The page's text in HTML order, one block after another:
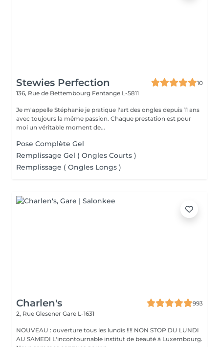
Stewies Perfection
10
136, Rue de Bettembourg Fentange L-5811
Je m'appelle Stéphanie je pratique l'art des ongles depuis 11 ans
avec toujours la même passion. Chaque prestation est pour
moi un véritable moment de...
Pose Complète Gel
Remplissage Gel ( Ongles Courts )
Remplissage ( Ongles Longs )
Charlen's
993
2, Rue Glesener Gare L-1631
NOUVEAU : ouverture tous les lundis !!!! NON STOP DU LUNDI
AU SAMEDI L'incontournable institut de beauté à Luxembourg.